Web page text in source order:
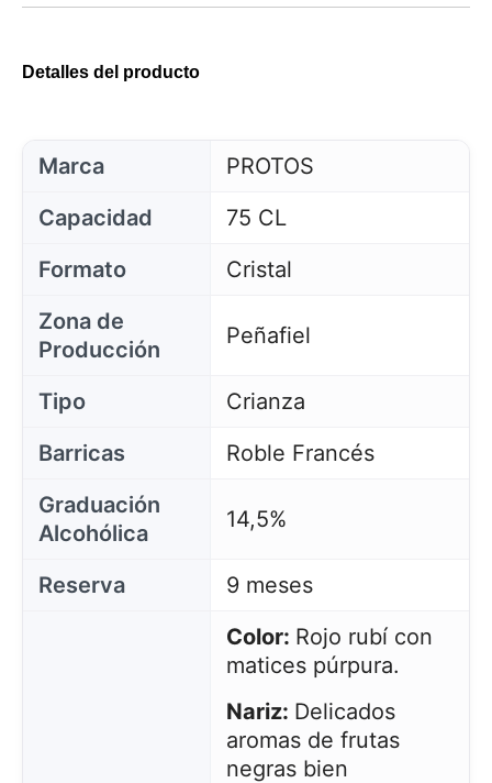
Detalles del producto
Marca
PROTOS
Capacidad
75 CL
Formato
Cristal
Zona de
Producción
Peñafiel
Tipo
Crianza
Barricas
Roble Francés
Graduación
Alcohólica
14,5%
Reserva 9 meses
Color: Rojo rubí con
matices púrpura.
Nariz: Delicados
aromas de frutas
negras bien